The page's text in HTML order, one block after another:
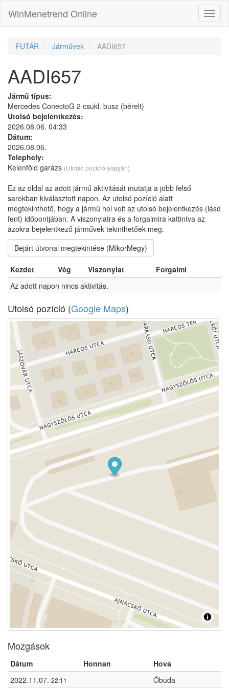
WinMenetrend Online
FUTÁR Járművek AADI657
AADI657
Jármű típus:
Mercedes ConectoG 2 csukl. busz (bérelt)
Utolsó bejelentkezés:
2026.08.06. 04:33
Dátum:
2026.08.06.
Telephely:
Kelenföld garázs (Utolsó pozíció alapján)
Ez az oldal az adott jármű aktivitását mutatja a jobb felső
sarokban kiválasztott napon. Az utolsó pozíció alatt
megtekinthető, hogy a jármű hol volt az utolsó bejelentkezés (lásd
fent) időpontjában. A viszonylatra és a forgalmira kattintva az
azokra bejelentkező járművek tekinthetőek meg.
Bejárt útvonal megtekintése (MikorMegy)
Kezdet Vég Viszonylat
Forgalmi
Az adott napon nincs aktivitás.
Utolsó pozíció (Google Maps)
Mozgások
Dátum Honnan
Hova
2022.11.07. 22:11 Óbuda